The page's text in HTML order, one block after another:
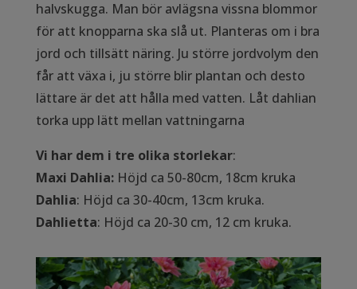
halvskugga. Man bör avlägsna vissna blommor
för att knopparna ska slå ut. Planteras om i bra
jord och tillsätt näring. Ju större jordvolym den
får att växa i, ju större blir plantan och desto
lättare är det att hålla med vatten. Låt dahlian
torka upp lätt mellan vattningarna
Vi har dem i tre olika storlekar:
Maxi Dahlia: Höjd ca 50-80cm, 18cm kruka
Dahlia: Höjd ca 30-40cm, 13cm kruka.
Dahlietta: Höjd ca 20-30 cm, 12 cm kruka.